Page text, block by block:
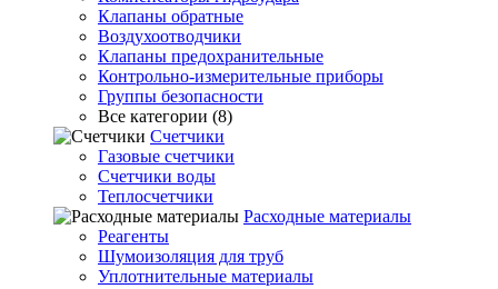
Клапаны обратные
Воздухоотводчики
Клапаны предохранительные
Контрольно-измерительные приборы
Группы безопасности
Все категории (8)
Счетчики
Газовые счетчики
Счетчики воды
Теплосчетчики
Расходные материалы
Реагенты
Шумоизоляция для труб
Уплотнительные материалы